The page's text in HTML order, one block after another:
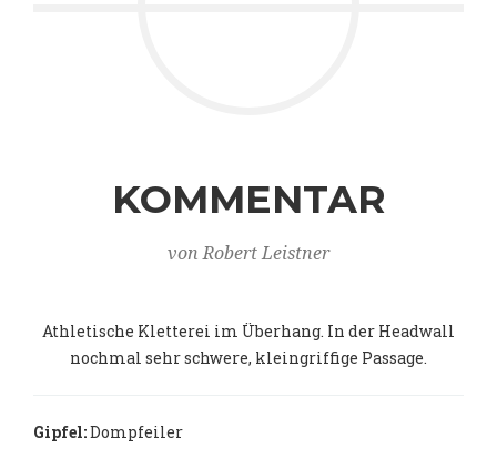
KOMMENTAR
von Robert Leistner
Athletische Kletterei im Überhang. In der Headwall
nochmal sehr schwere, kleingriffige Passage.
Gipfel:Dompfeiler